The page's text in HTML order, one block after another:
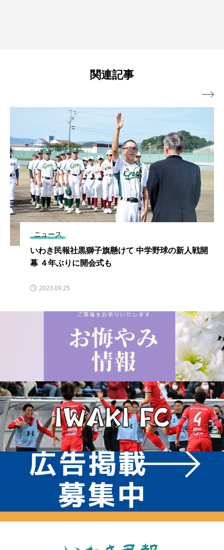
関連記事
ニュース
いわき民報社黒獅子旗懸けて 中学野球の新人戦開
幕 ４年ぶりに開会式も
2023.09.25
